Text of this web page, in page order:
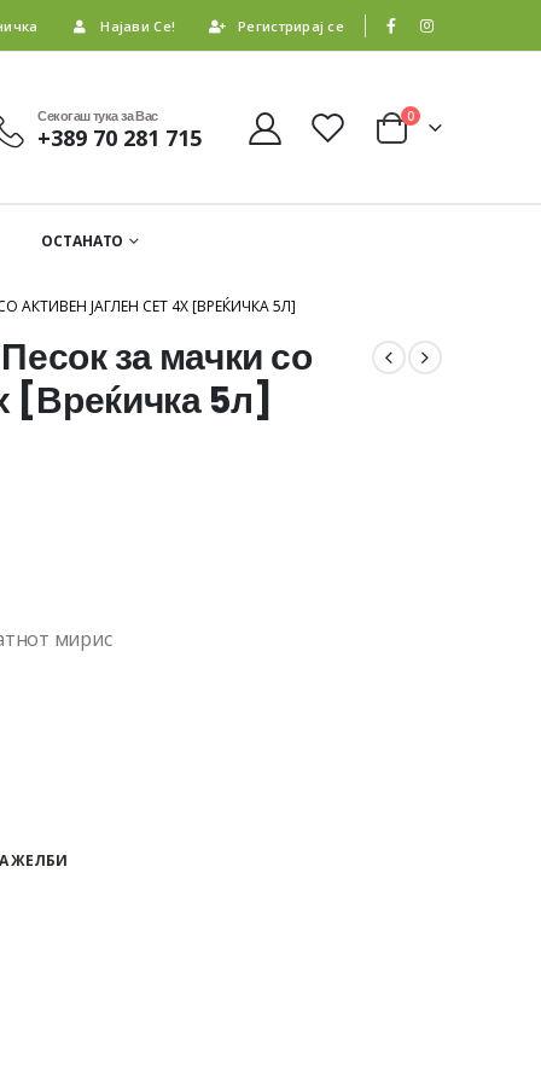
Најави Се! Регистрирај се
Секогаш тука за Вас
+389 70 281 715
0
ОСТАНАТО
АКТИВЕН ЈАГЛЕН СЕТ 4Х [ВРЕЌИЧКА 5Л]
за мачки со
[Вреќичка 5л]
мирис
ЖЕЛБИ